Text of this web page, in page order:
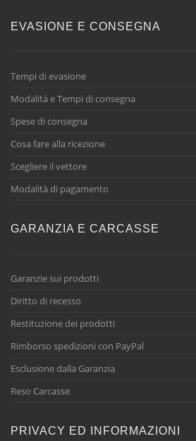
EVASIONE E CONSEGNA
Tempi di evasione
Modalità e Tempi di consegna
Spese di consegna
Cosa fare alla ricezione
Scegliere il vettore
Modalità di pagamento
GARANZIA E CARCASSE
Garanzie sui prodotti
Diritto di recesso
Restituzione dei prodotti
Rimborso spedizioni con PayPal
Esclusione dalla Garanzia
Reso Carcasse
PRIVACY ED INFORMAZIONI